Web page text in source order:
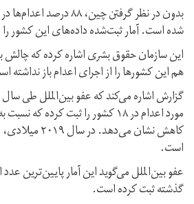
بدون در نظر گرفتن چین،
شده است. آمار ثبت‌شده داده‌های این کشور را
این سازمان حقوق بشری اشاره کرده که چالش
هم این کشورها را از اجرای اعدام باز نداشته
است.
عفو بین‌الملل می‌گوید این آمار پایین‌ترین
گذشته ثبت کرده است.